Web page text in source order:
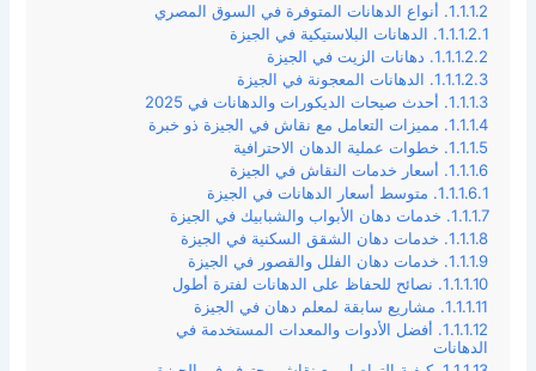
أنواع الدهانات المتوفرة في السوق المصري
الدهانات البلاستيكية في الجيزة
دهانات الزيت في الجيزة
الدهانات المعجونة في الجيزة
أحدث صيحات الديكورات والدهانات في 2025
مميزات التعامل مع نقاش في الجيزة ذو خبرة
خطوات عملية الدهان الاحترافية
أسعار خدمات النقاش في الجيزة
متوسط أسعار الدهانات في الجيزة
خدمات دهان الأبواب والشبابيك في الجيزة
خدمات دهان الشقق السكنية في الجيزة
خدمات دهان الفلل والقصور في الجيزة
نصائح للحفاظ على الدهانات لفترة أطول
مشاريع سابقة لمعلم دهان في الجيزة
أفضل الأدوات والمعدات المستخدمة في
الدهانات